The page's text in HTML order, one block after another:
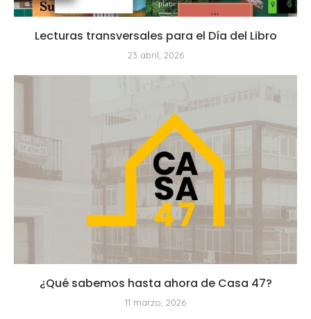
Lecturas transversales para el Día del Libro
23 abril, 2026
¿Qué sabemos hasta ahora de Casa 47?
11 marzo, 2026